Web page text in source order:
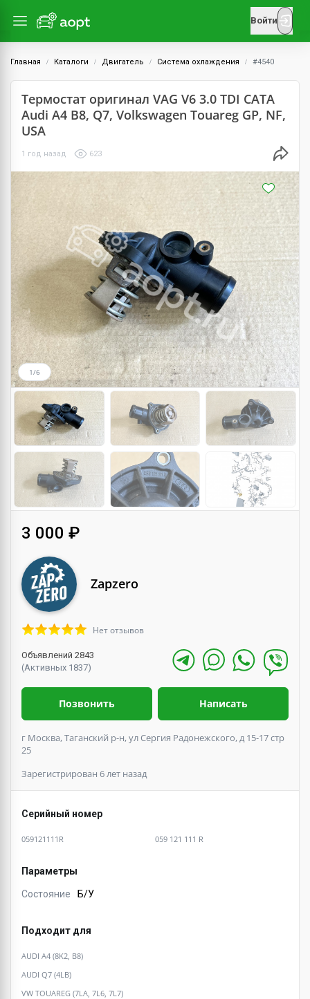
Войти
Главная Каталоги Двигатель Система охлаждения #4540
Термостат оригинал VAG V6 3.0 TDI CATA
Audi A4 B8, Q7, Volkswagen Touareg GP, NF,
USA
1 год назад 623
1/6
3 000 ₽
Zapzero
Нет отзывов
Объявлений 2843
(Активных 1837)
Позвонить Написать
г Москва, Таганский р-н, ул Сергия Радонежского, д 15-17 стр
25
Зарегистрирован 6 лет назад
Серийный номер
059121111R 059 121 111 R
Параметры
Состояние Б/У
Подходит для
AUDI A4 (8K2, B8)
AUDI Q7 (4LB)
VW TOUAREG (7LA, 7L6, 7L7)